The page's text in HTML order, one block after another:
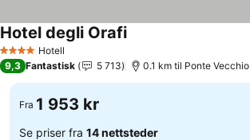
4 StjernerHotell
Hotel degli Orafi
9,3 Fantastisk 5 713 0.1 km til Ponte Vecchio
Fra 1 953 kr
Se priser fra 14 nettsteder